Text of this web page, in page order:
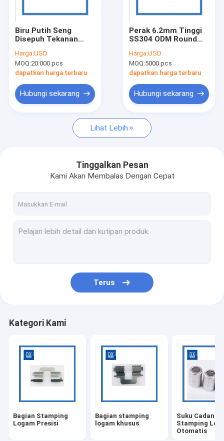
Permintaan Penawaran
Bagian Stamping Logam Presisi
Bagian stamping logam khusus
Bagian Pemotongan Laser
Stamping Logam Deep Draw
Klip Stamping Logam
Mesin CNC Medis
Mesin Pengecoran
Kopling Berulir Baja
Lengan Bushing Logam
Biru Putih Seng
Disepuh Tekanan
M3 Carbon Steel
Harga:USD
MOQ:20.000 pcs
dapatkan harga terbaru
Hubungi sekarang
Perak 6.2mm Tinggi
SS304 ODM Round
Harga:USD
MOQ:5000 pcs
dapatkan harga terbaru
Hubungi sekarang
Lihat Lebih
Tinggalkan Pesan
Kami Akan Membalas Dengan Cepat
Terus
Kategori Kami
Bagian Stamping
Logam Presisi
Bagian stamping
logam khusus
Suku Cadang
Stamping
Otomatis